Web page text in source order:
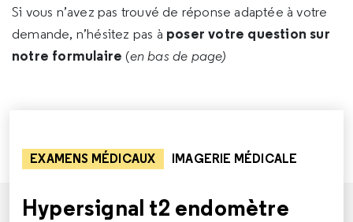
Si vous n’avez pas trouvé de réponse adaptée à votre
demande, n’hésitez pas à poser votre question sur
notre formulaire (en bas de page)
EXAMENS MÉDICAUX IMAGERIE MÉDICALE
Hypersignal t2 endomètre